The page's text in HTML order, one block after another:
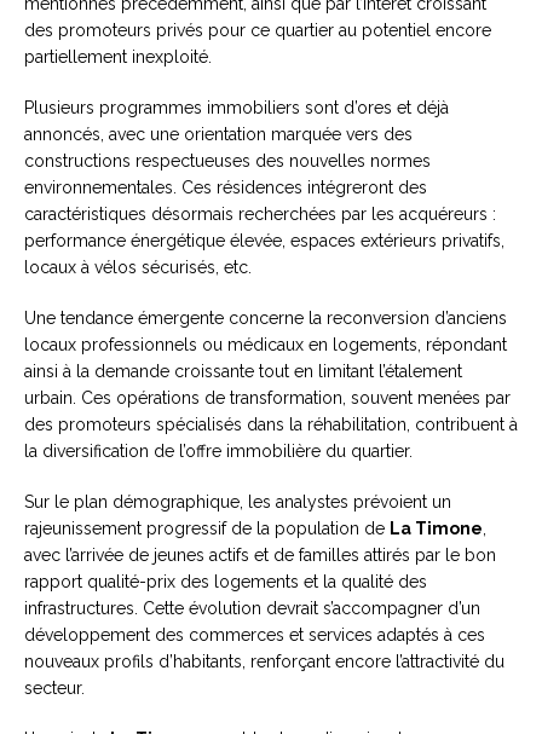
mentionnés précédemment, ainsi que par l’intérêt croissant
des promoteurs privés pour ce quartier au potentiel encore
partiellement inexploité.
Plusieurs programmes immobiliers sont d’ores et déjà
annoncés, avec une orientation marquée vers des
constructions respectueuses des nouvelles normes
environnementales. Ces résidences intégreront des
caractéristiques désormais recherchées par les acquéreurs :
performance énergétique élevée, espaces extérieurs privatifs,
locaux à vélos sécurisés, etc.
Une tendance émergente concerne la reconversion d’anciens
locaux professionnels ou médicaux en logements, répondant
ainsi à la demande croissante tout en limitant l’étalement
urbain. Ces opérations de transformation, souvent menées par
des promoteurs spécialisés dans la réhabilitation, contribuent à
la diversification de l’offre immobilière du quartier.
Sur le plan démographique, les analystes prévoient un
rajeunissement progressif de la population de La Timone,
avec l’arrivée de jeunes actifs et de familles attirés par le bon
rapport qualité-prix des logements et la qualité des
infrastructures. Cette évolution devrait s’accompagner d’un
développement des commerces et services adaptés à ces
nouveaux profils d’habitants, renforçant encore l’attractivité du
secteur.